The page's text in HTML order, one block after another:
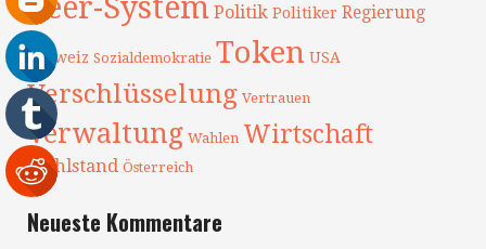
Peer-System Politik Politiker Regierung
Schweiz Sozialdemokratie Token USA
Verschlüsselung Vertrauen
Verwaltung Wahlen Wirtschaft
Wohlstand Österreich
Neueste Kommentare